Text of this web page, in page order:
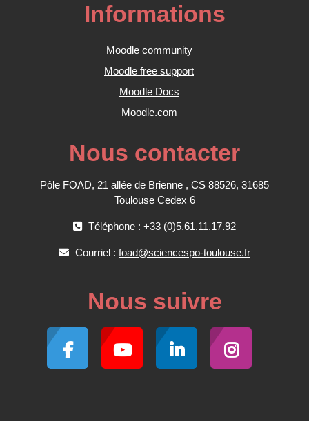
Informations
Moodle community
Moodle free support
Moodle Docs
Moodle.com
Nous contacter
Pôle FOAD, 21 allée de Brienne , CS 88526, 31685
Toulouse Cedex 6
Téléphone : +33 (0)5.61.11.17.92
Courriel : foad@sciencespo-toulouse.fr
Nous suivre